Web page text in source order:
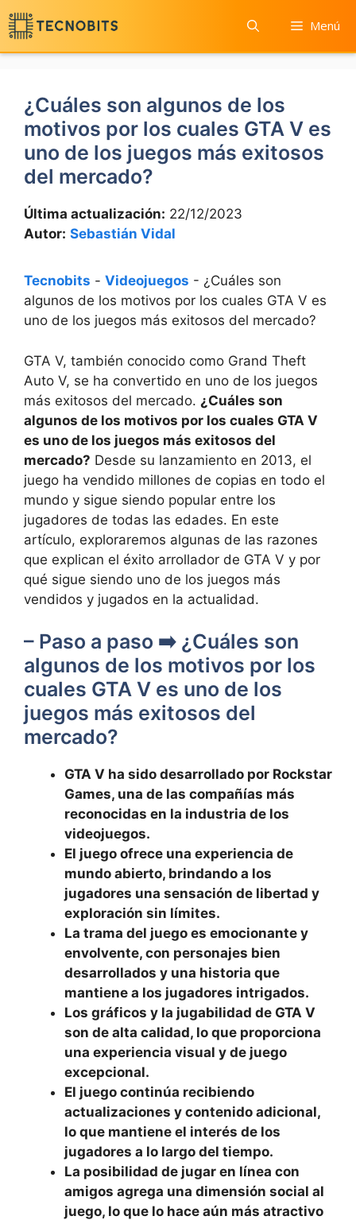
Saltar
al
contenido
Menú
¿Cuáles son algunos de los
motivos por los cuales GTA V es
uno de los juegos más exitosos
del mercado?
Última actualización: 22/12/2023
Autor: Sebastián Vidal
Tecnobits - Videojuegos - ¿Cuáles son
algunos de los motivos por los cuales GTA V es
uno de los juegos más exitosos del mercado?
GTA V, también conocido​ como Grand Theft
Auto V, se ha convertido en uno de los juegos
más exitosos del mercado. ¿Cuáles son
algunos de los motivos por los cuales GTA V⁣
es ‌uno de los juegos más ⁢exitosos del
mercado? Desde su lanzamiento en 2013, el
juego ha vendido millones de copias en⁤ todo el
mundo y sigue siendo​ popular entre los
jugadores ⁢de todas las edades. En este
artículo, exploraremos algunas de las‍ razones
que explican‍ el éxito arrollador de GTA ‌V y por
qué sigue siendo uno de los juegos más
‍vendidos y jugados en ​la actualidad.
– Paso a paso ➡️ ¿Cuáles son
algunos de los motivos ⁤por los
cuales GTA V es uno ​de​ los
juegos más exitosos del⁢
mercado?
GTA V ha sido⁣ desarrollado por Rockstar
Games, una de‍ las compañías más
reconocidas en la industria ⁣de los
videojuegos.
El juego ofrece una experiencia ⁢de
mundo⁣ abierto, brindando a los
jugadores una sensación de ‍libertad y
⁣exploración sin límites.
La trama del juego es emocionante y
envolvente, con ‍personajes bien⁣
desarrollados y una historia que
mantiene a los jugadores intrigados.
Los ‍gráficos y la jugabilidad de GTA V
son‍ de alta calidad, lo que proporciona
una ⁢experiencia visual y de juego
excepcional.
El juego continúa recibiendo
actualizaciones y contenido adicional,​
lo que​ mantiene el interés de los
jugadores a lo largo del tiempo.
La posibilidad de jugar en línea con
amigos agrega‍ una dimensión social ⁢al
juego, lo que lo hace aún más ‌atractivo